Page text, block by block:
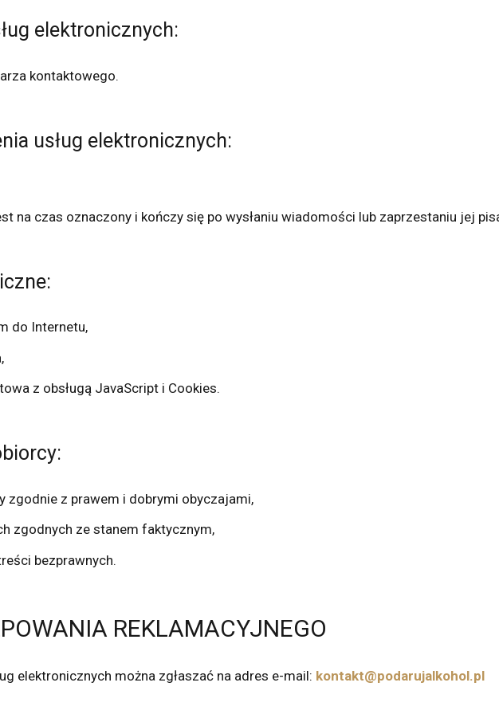
elektronicznych:
kontaktowego.
usług elektronicznych:
na czas oznaczony i kończy się po wysłaniu wiadomości lub zaprzestaniu jej
do Internetu,
z obsługą JavaScript i Cookies.
zgodnie z prawem i dobrymi obyczajami,
zgodnych ze stanem faktycznym,
bezprawnych.
REKLAMACYJNEGO
elektronicznych można zgłaszać na adres e-mail: kontakt@podarujalkohol.pl